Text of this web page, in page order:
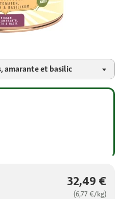
amarante et basilic
32,49 €
(6,77 €/kg)